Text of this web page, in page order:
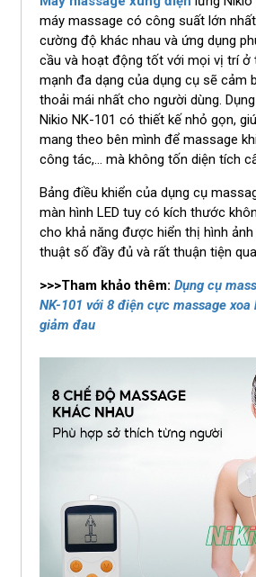
máy massage có công suất lớn
cường độ khác nhau và ứng dụng
cầu và hoạt động tốt với mọi vị trí ở
mạnh đa dạng của dụng cụ sẽ cảm
thoải mái nhất cho người dùng.
Nikio NK-101 có thiết kế nhỏ gọn,
mang theo bên mình để massage
công tác,… mà không tốn diện tích
Bảng điều khiển của dụng cụ
màn hình LED tuy có kích thước
cho khả năng được hiển thị hình
thuật số đầy đủ và rất thuận tiện
>>>Tham khảo thêm: Dụng cụ
NK-101 với 8 điện cực massage xoa
giảm đau